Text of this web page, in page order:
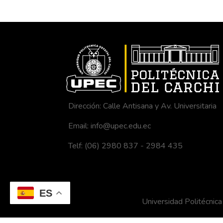
ES
Dirección: Calle Antisana y Av. Universitaria
Email: info@upec.edu.ec
Telf: (06) 2980 837 - 2984 435
Universidad